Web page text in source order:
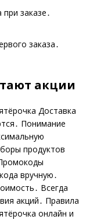
заказе․
заказа․
акции
Доставка
Понимание
продуктов
вручную․
Всегда
акций․ Правила
онлайн и